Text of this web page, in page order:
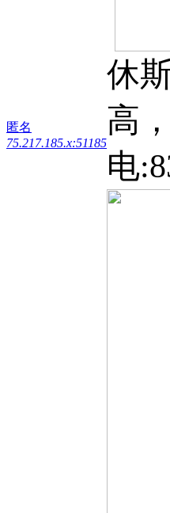
匿名
75.217.185.x:51185
休
高
电